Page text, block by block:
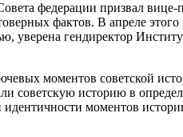
федерации призвал
фактов. В апреле
уверена гендиректор
моментов советской
советскую историю в
моментов